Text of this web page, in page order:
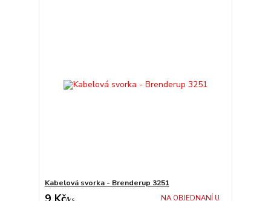
Kabelová svorka - Brenderup 3251
NA OBJEDNANÍ U